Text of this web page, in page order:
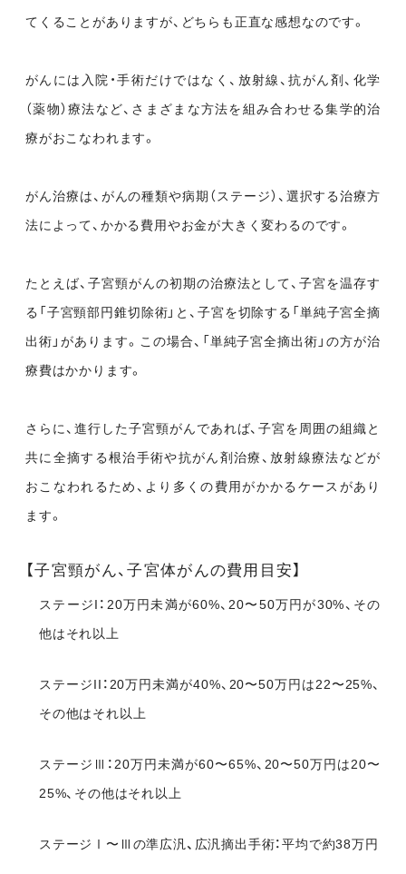
てくることがありますが、どちらも正直な感想なのです。
がんには入院・手術だけではなく、放射線、抗がん剤、化学
（薬物）療法など、さまざまな方法を組み合わせる集学的治
療がおこなわれます。
がん治療は、がんの種類や病期（ステージ）、選択する治療方
法によって、かかる費用やお金が大きく変わるのです。
たとえば、子宮頸がんの初期の治療法として、子宮を温存す
る「子宮頸部円錐切除術」と、子宮を切除する「単純子宮全摘
出術」があります。この場合、「単純子宮全摘出術」の方が治
療費はかかります。
さらに、進行した子宮頸がんであれば、子宮を周囲の組織と
共に全摘する根治手術や抗がん剤治療、放射線療法などが
おこなわれるため、より多くの費用がかかるケースがあり
ます。
【子宮頸がん、子宮体がんの費用目安】
ステージI： 20万円未満が60%、20〜50万円が30%、その
他はそれ以上
ステージII： 20万円未満が40%、20〜50万円は22〜25%、
その他はそれ以上
ステージⅢ： 20万円未満が60〜65%、20〜50万円は20〜
25%、その他はそれ以上
ステージⅠ〜Ⅲの準広汎、広汎摘出手術：平均で約38万円